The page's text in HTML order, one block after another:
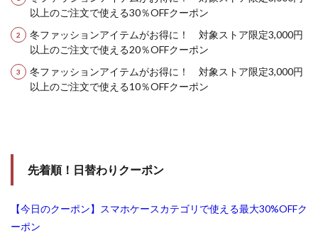
以上のご注文で使える30％OFFクーポン
冬ファッションアイテムがお得に！ 対象ストア限定3,000円
以上のご注文で使える20％OFFクーポン
冬ファッションアイテムがお得に！ 対象ストア限定3,000円
以上のご注文で使える10％OFFクーポン
先着順！日替わりクーポン
【今日のクーポン】スマホケースカテゴリで使える最大30%OFFク
ーポン